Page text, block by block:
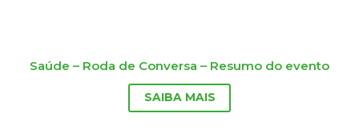
Saúde – Roda de Conversa – Resumo do evento
SAIBA MAIS